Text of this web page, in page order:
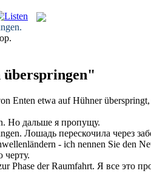
.
überspringen"
Enten etwa auf Hühnerüberspringt
. Но дальше я пропущу.
. Лошадь перескочила через
- ich nennen Sie den
черту.
Phase der Raumfahrt. Я все это